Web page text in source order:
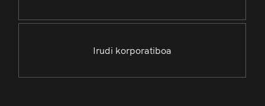
Irudi korporatiboa